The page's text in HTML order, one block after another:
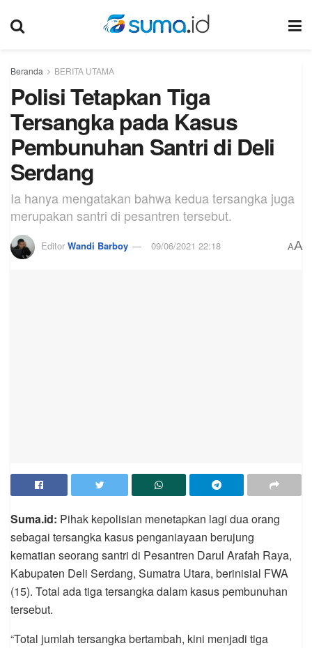
Beranda BERITA UTAMA
Polisi Tetapkan Tiga
Tersangka pada Kasus
Pembunuhan Santri di Deli
Serdang
Ia hanya mengatakan bahwa kedua tersangka juga
merupakan santri di pesantren tersebut.
Editor Wandi Barboy 09/06/2021 22:18 AA
Suma.id: Pihak kepolisian menetapkan lagi dua orang
sebagai tersangka kasus penganiayaan berujung
kematian seorang santri di Pesantren Darul Arafah Raya,
Kabupaten Deli Serdang, Sumatra Utara, berinisial FWA
(15). Total ada tiga tersangka dalam kasus pembunuhan
tersebut.
“Total jumlah tersangka bertambah, kini menjadi tiga